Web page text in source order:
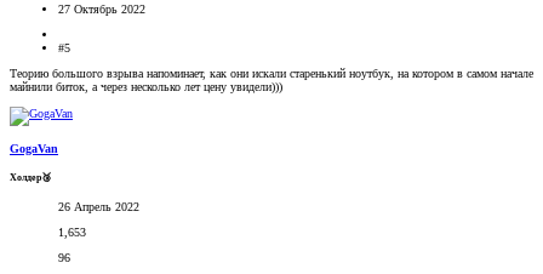
27 Октябрь 2022
#5
Теорию большого взрыва напоминает, как они искали старенький ноутбук, на котором в самом начале
майнили биток, а через несколько лет цену увидели)))
GogaVan
Холдер🥉
26 Апрель 2022
1,653
96